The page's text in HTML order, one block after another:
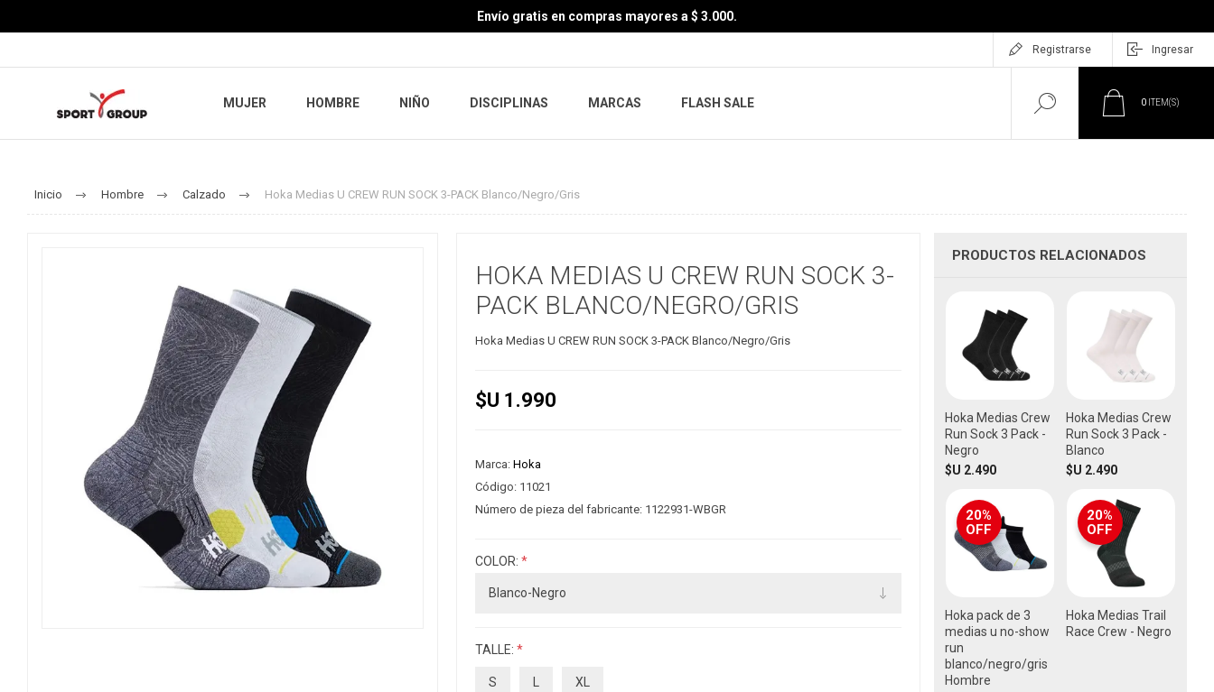
Envío gratis en compras mayores a $ 3.000.
Registrarse Ingresar
MUJER HOMBRE NIÑO DISCIPLINAS MARCAS FLASH SALE 0 ITEM(S)
Inicio Hombre Calzado Hoka Medias U CREW RUN SOCK 3-PACK Blanco/Negro/Gris
HOKA MEDIAS U CREW RUN SOCK 3-
PACK BLANCO/NEGRO/GRIS
Hoka Medias U CREW RUN SOCK 3-PACK Blanco/Negro/Gris
$U 1.990
Marca: Hoka
Código: 11021
Número de pieza del fabricante: 1122931-WBGR
COLOR: *
TALLE: *
S L XL
PRODUCTOS RELACIONADOS
Hoka Medias Crew
Run Sock 3 Pack -
Negro
$U 2.490
Hoka Medias Crew
Run Sock 3 Pack -
Blanco
$U 2.490
20%
OFF
Hoka pack de 3
medias u no-show
run
blanco/negro/gris
Hombre
20%
OFF
Hoka Medias Trail
Race Crew - Negro